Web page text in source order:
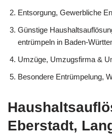
Entsorgung, Gewerbliche
Günstige
entrümpeln in Baden-
Umzüge, Umzugsfirma &
Besondere Entrümpelung,
Eberstadt,